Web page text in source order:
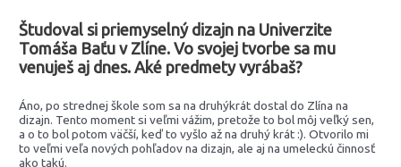
Študoval si priemyselný dizajn na Univerzite
Tomáša Baťu v Zlíne. Vo svojej tvorbe sa mu
venuješ aj dnes. Aké predmety vyrábaš?
Áno, po strednej škole som sa na druhýkrát dostal do Zlína na
dizajn. Tento moment si veľmi vážim, pretože to bol môj veľký sen,
a o to bol potom väčší, keď to vyšlo až na druhý krát :). Otvorilo mi
to veľmi veľa nových pohľadov na dizajn, ale aj na umeleckú činnosť
ako takú.